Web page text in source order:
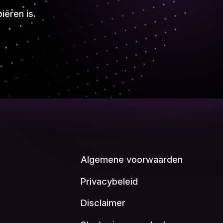
is.
Algemene voorwaarden
Privacybeleid
Disclaimer